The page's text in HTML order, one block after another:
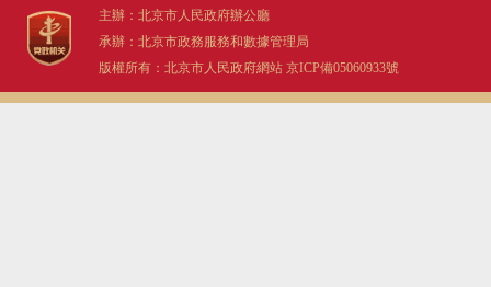
主辦：北京市人民政府辦公廳
承辦：北京市政務服務和數據管理局
版權所有：北京市人民政府網站 京ICP備05060933號